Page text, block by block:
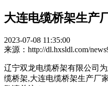
大连电缆桥架生产
2023-07-08 11:35:00
来源：http://dl.hxsldl.com/
辽宁双龙电缆桥架有限公司
缆桥架,大连电缆桥架生产厂